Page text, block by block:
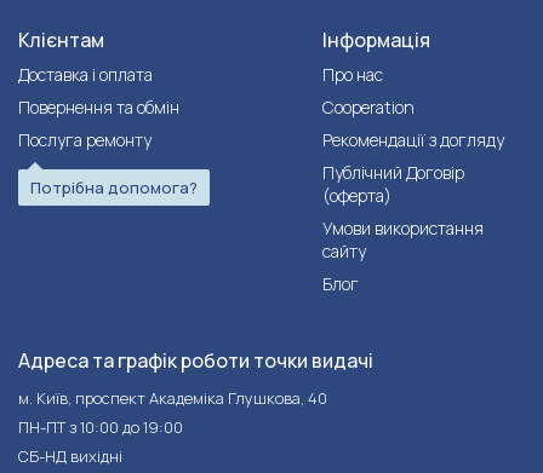
Клієнтам
Доставка і оплата
Повернення та обмін
Послуга ремонту
Потрібна допомога?
Інформація
Про нас
Cooperation
Рекомендації з догляду
Публічний Договір
(оферта)
Умови використання
сайту
Блог
Адреса та графік роботи точки видачі
м. Київ, проспект Академіка Глушкова, 40
ПН-ПТ з 10:00 до 19:00
СБ-НД вихідні